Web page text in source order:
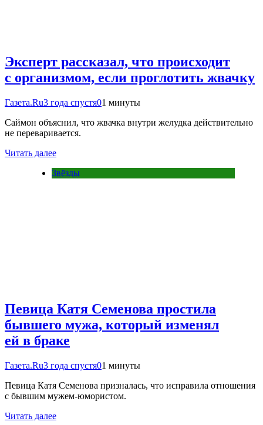
Эксперт рассказал, что происходит
с организмом, если проглотить жвачку
Газета.Ru3 года спустя01 минуты
Саймон объяснил, что жвачка внутри желудка действительно
не переваривается.
Читать далее
Звёзды
Певица Катя Семенова простила
бывшего мужа, который изменял
ей в браке
Газета.Ru3 года спустя01 минуты
Певица Катя Семенова призналась, что исправила отношения
с бывшим мужем-юмористом.
Читать далее